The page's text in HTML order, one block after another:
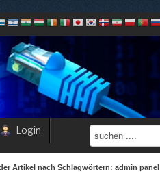
Login
Artikel nach Schlagwörtern: admin panel